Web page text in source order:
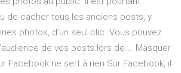
de cacher tous les anciens posts, y
photos, d’un seul clic. Vous pouvez
de vos posts lors de … Masquer
Facebook ne sert à rien Sur Facebook, il